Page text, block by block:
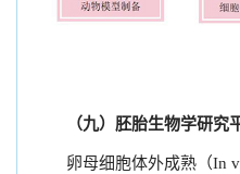
（九）胚胎生物学研究
卵母细胞体外成熟（In